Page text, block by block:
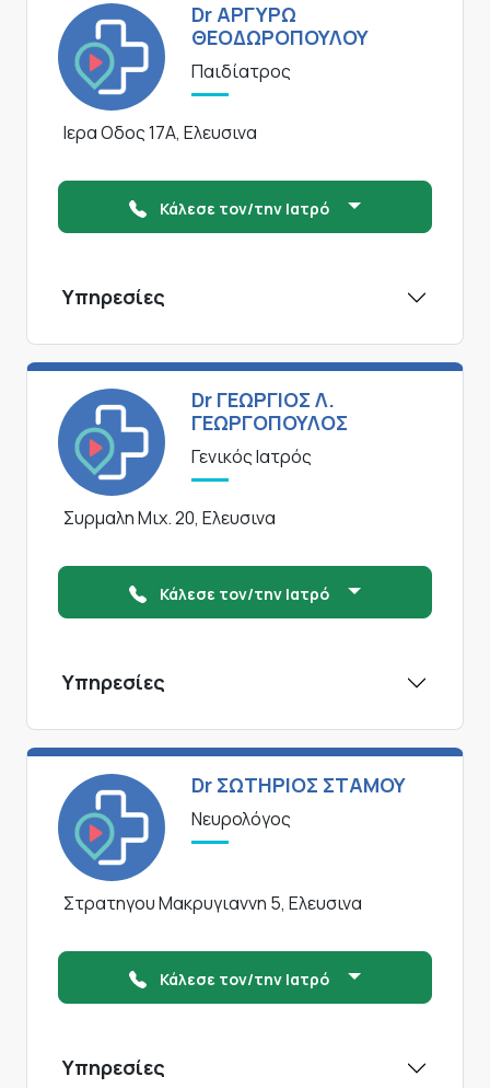
Dr ΑΡΓΥΡΩ
ΘΕΟΔΩΡΟΠΟΥΛΟΥ
Παιδίατρος
Ιερα Οδος 17Α, Ελευσινα
Κάλεσε τον/την Ιατρό
Υπηρεσίες
Dr ΓΕΩΡΓΙΟΣ Λ.
ΓΕΩΡΓΟΠΟΥΛΟΣ
Γενικός Ιατρός
Συρμαλη Μιχ. 20, Ελευσινα
Κάλεσε τον/την Ιατρό
Υπηρεσίες
Dr ΣΩΤΗΡΙΟΣ ΣΤΑΜΟΥ
Νευρολόγος
Στρατηγου Μακρυγιαννη 5, Ελευσινα
Κάλεσε τον/την Ιατρό
Υπηρεσίες